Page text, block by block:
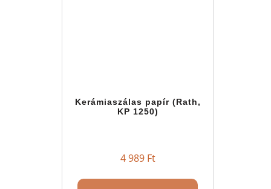
Kerámiaszálas papír (Rath,
KP 1250)
4 989 Ft